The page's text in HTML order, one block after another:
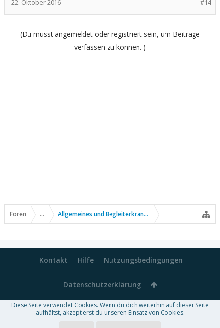
#14
22. Oktober 2016
(Du musst angemeldet oder registriert sein, um Beiträge
verfassen zu können. )
Foren ... Allgemeines und Begleiterkrankungen
Kontakt Hilfe Nutzungsbedingungen
Datenschutzerklärung
Forum software by XenForo™-Deutsch von xenDach
Diese Seite verwendet Cookies. Wenn du dich weiterhin auf dieser Seite
aufhältst, akzeptierst du unseren Einsatz von Cookies.